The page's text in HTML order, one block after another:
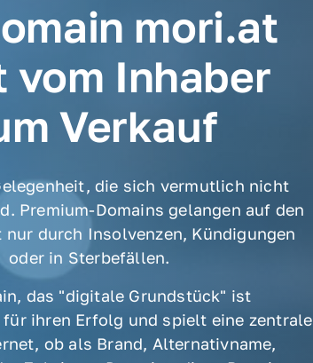
mori.at
vom Inhaber
Verkauf
die sich vermutlich nicht
Premium-Domains gelangen auf den
nur durch Insolvenzen, Kündigungen
oder in Sterbefällen.
das "digitale Grundstück" ist
ihren Erfolg und spielt eine zentrale
ob als Brand, Alternativname,